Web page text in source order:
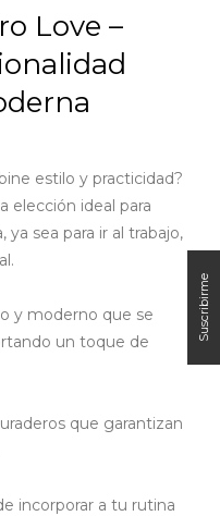
Love –
estilo y practicidad?
elección ideal para
sea para ir al trabajo,
y moderno que se
un toque de
que garantizan
incorporar a tu rutina